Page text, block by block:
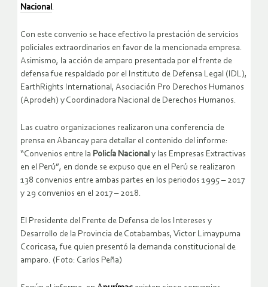
Nacional.
Con este convenio se hace efectivo la prestación de servicios
policiales extraordinarios en favor de la mencionada empresa.
Asimismo, la acción de amparo presentada por el frente de
defensa fue respaldado por el Instituto de Defensa Legal (IDL),
EarthRights International, Asociación Pro Derechos Humanos
(Aprodeh) y Coordinadora Nacional de Derechos Humanos.
Las cuatro organizaciones realizaron una conferencia de
prensa en Abancay para detallar el contenido del informe:
“Convenios entre la Policía Nacional y las Empresas Extractivas
en el Perú”, en donde se expuso que en el Perú se realizaron
138 convenios entre ambas partes en los periodos 1995 – 2017
y 29 convenios en el 2017 – 2018.
El Presidente del Frente de Defensa de los Intereses y
Desarrollo de la Provincia de Cotabambas, Victor Limaypuma
Ccoricasa, fue quien presentó la demanda constitucional de
amparo. (Foto: Carlos Peña)